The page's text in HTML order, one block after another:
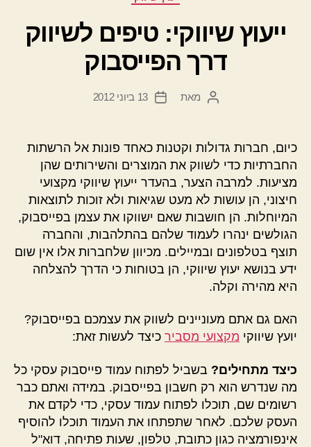
ייעוץ שיווקי: טיפים לשיווק
דרך הפייסבוק
המחבר
מאת
תאריך
13 ביוני 2012
כיום, חברות גדולות וקטנות כאחד פונות אל הרשתות
החברתיות כדי לשווק את המוצרים והשירותים שהן
מציעות. למרבה הצער, בהעדר ייעוץ שיווקי מקצועי
חיצוני, הן עושות לא מעט שגיאות ולא זוכות לתוצאות
המיוחלות. הן חושבות שאם ישווקו את עצמן בפייסבוק,
הגולשים ינהרו לעמוד שלהם בהתלהבות, והחברה
תוצף בטלפונים ובמיילים. מכיוון שלחברות אלו אין שום
ידע בנושא יעוץ שיווקי, הן בטוחות כי הדרך להצלחה
היא מהירה וקלה.
האם גם אתם מעוניינים לשווק את עצמכם בפייסבוק?
יועץ שיווקי מקצועי מסביר כיצד לעשות זאת:
כיצד מתחילים? בשביל לפתוח עמוד פייסבוק עסקי כל
מה שנדרש הוא רק חשבון בפייסבוק. במידה ואתם כבר
רשומים שם, תוכלו לפתוח עמוד עסקי, כדי לקדם את
העסק שלכם. לאחר שתפתחו את העמוד תוכלו להוסיף
אינפורמציה כגון כתובת, טלפון, שעות פתיחה, דוא"ל